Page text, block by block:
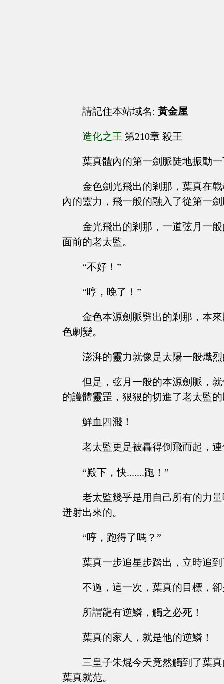
請記住本站域名: 黃金屋
造化之王 第210章 殺王
葉真體內的第一劍脈陡地振動
金色劍光飛出的剎那，葉真在
內的靈力，飛一般的融入了從第一
金光飛出的剎那，一道弦月一
面前的老太監。
“不好！”
“哼，晚了！”
金色本源劍脈劈出的剎那，本
色劇變。
澎湃的靈力就像是太陽一般熾
但是，弦月一般的本源劍脈，
的護體靈罡，狠狠的切進了老太監
鮮血四濺！
老太監更是被轟得倒飛而起，
“殿下，快.......跑！”
老太監幾乎是用自己所有的力
迸射出來的。
“哼，跑得了嗎？”
葉真一步追星步踏出，立時追
不過，這一次，葉真的目標，
所謂龍有逆鱗，觸之必死！
葉真的家人，就是他的逆鱗！
三皇子朱焜今天竟然觸到了葉
葉真就范。